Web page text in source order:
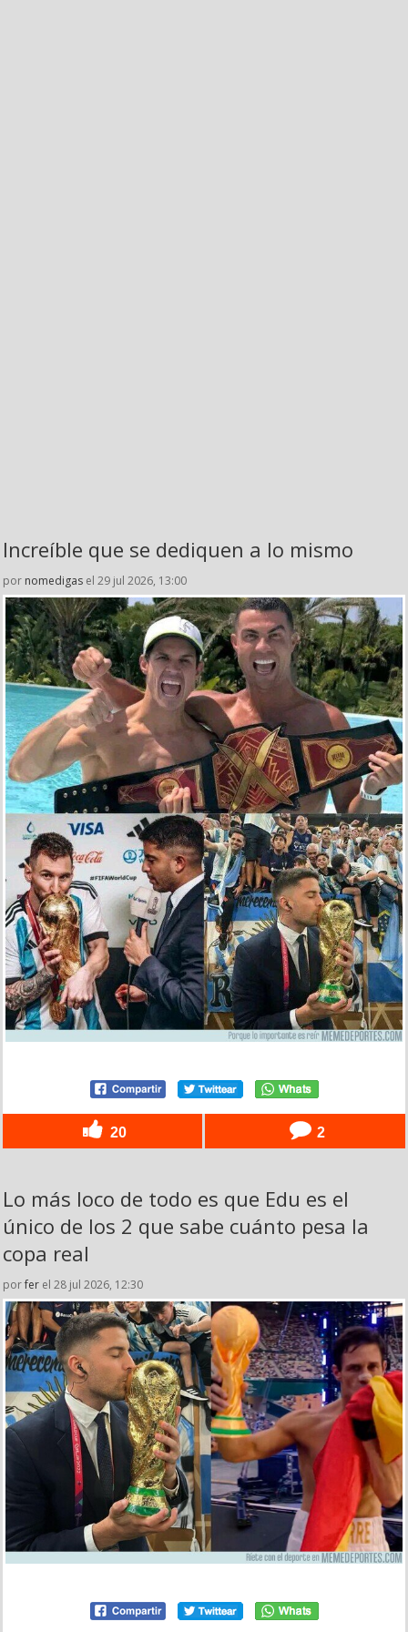
Increíble que se dediquen a lo mismo
por nomedigas el 29 jul 2026, 13:00
20 2
Lo más loco de todo es que Edu es el
único de los 2 que sabe cuánto pesa la
copa real
porfer el 28 jul 2026, 12:30